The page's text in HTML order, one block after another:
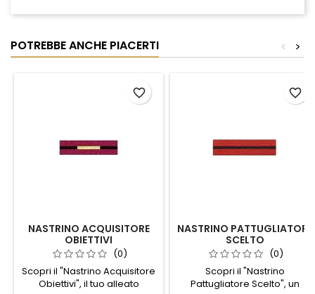
POTREBBE ANCHE PIACERTI >
<
NASTRINO ACQUISITORE
OBIETTIVI
(0)
Scopri il "Nastrino Acquisitore
Obiettivi", il tuo alleato
favorite_border
NASTRINO PATTUGLIATORE
SCELTO
(0)
Scopri il "Nastrino
Pattugliatore Scelto", un
favorite_border